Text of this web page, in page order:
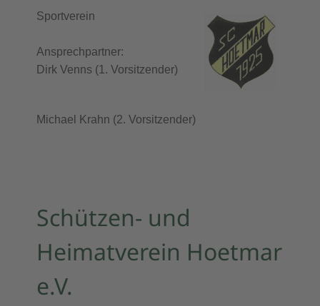
Sportverein
Ansprechpartner:
Dirk Venns (1. Vorsitzender)
Michael Krahn (2. Vorsitzender)
Schützen- und
Heimatverein Hoetmar
e.V.